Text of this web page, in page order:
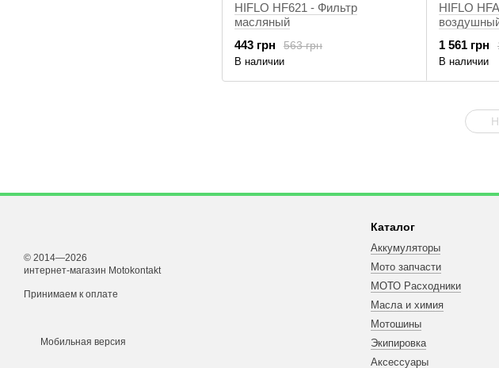
HIFLO HF621 - Фильтр
масляный
563 грн
443 грн
В наличии
HIFLO
1 561 грн
В наличии
© 2014—2026
интернет-магазин Motokontakt
Принимаем к оплате
Мобильная версия
Каталог
Аккумуляторы
Мото запчасти
МОТО Расходники
Масла и химия
Мотошины
Экипировка
Аксессуары